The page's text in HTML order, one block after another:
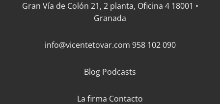
Gran Vía de Colón 21, 2 planta, Oficina 4 18001 •
Granada
info@vicentetovar.com 958 102 090
Blog Podcasts
La firma Contacto